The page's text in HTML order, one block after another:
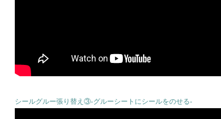
シールグルー張り替え③-グルーシートにシールをのせる-